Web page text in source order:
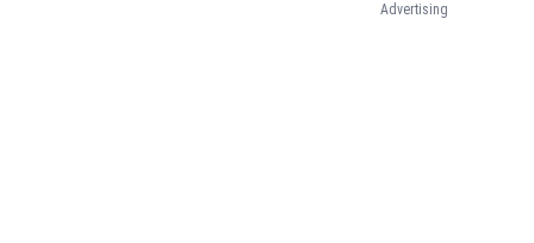
Advertising